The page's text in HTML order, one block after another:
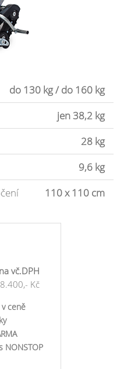
do 130 kg / do 160 kg
jen 38,2 kg
28 kg
9,6 kg
110 x 110 cm
vč.DPH
Kč
v ceně
NONSTOP